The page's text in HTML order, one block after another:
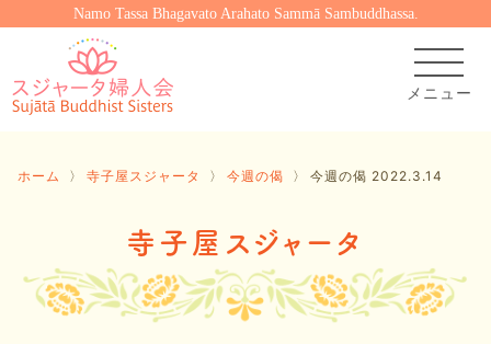
Namo Tassa Bhagavato Arahato Sammā Sambuddhassa.
ホーム 〉 寺子屋スジャータ 〉 今週の偈 〉 今週の偈 2022.3.14
寺子屋スジャータ